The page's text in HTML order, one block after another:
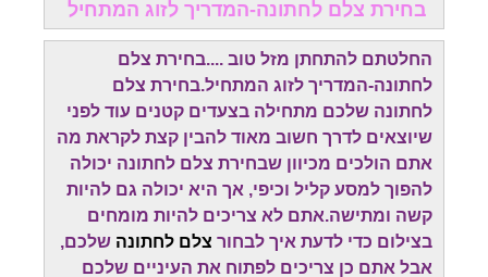
בחירת צלם לחתונה-המדריך לזוג המתחיל
החלטתם להתחתן מזל טוב ....בחירת צלם
לחתונה-המדריך לזוג המתחיל.בחירת צלם
לחתונה שלכם מתחילה בצעדים קטנים עוד לפני
שיוצאים לדרך חשוב מאוד להבין קצת לקראת מה
אתם הולכים מכיוון שבחירת צלם לחתונה יכולה
להפוך למסע קליל וכיפי, אך היא יכולה גם להיות
קשה ומתישה.אתם לא צריכים להיות מומחים
בצילום כדי לדעת איך לבחור צלם לחתונה שלכם,
אבל אתם כן צריכים לפתוח את העיניים שלכם